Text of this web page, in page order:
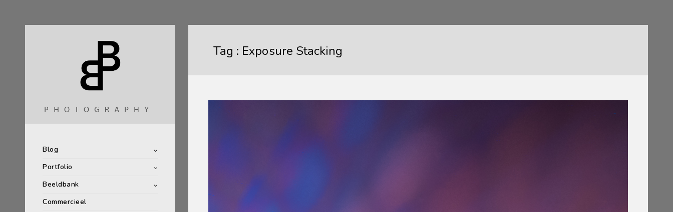
Blog
Portfolio
Beeldbank
Commercieel
Tag : Exposure Stacking